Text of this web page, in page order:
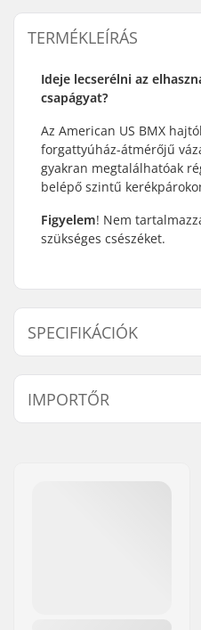
TERMÉKLEÍRÁS
Ideje lecserélni az
csapágyat?
Az American US BMX
forgattyúház-átmérőjű
gyakran megtalálhatóak
belépő szintű
Figyelem! Nem
szükséges csészéket.
SPECIFIKÁCIÓK
Középcsapágy:
IMPORTŐR